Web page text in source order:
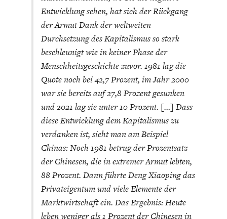
Entwicklung sehen, hat sich der Rückgang
der Armut Dank der weltweiten
Durchsetzung des Kapitalismus so stark
beschleunigt wie in keiner Phase der
Menschheitsgeschichte zuvor. 1981 lag die
Quote noch bei 42,7 Prozent, im Jahr 2000
war sie bereits auf 27,8 Prozent gesunken
und 2021 lag sie unter 10 Prozent. […] Dass
diese Entwicklung dem Kapitalismus zu
verdanken ist, sieht man am Beispiel
Chinas: Noch 1981 betrug der Prozentsatz
der Chinesen, die in extremer Armut lebten,
88 Prozent. Dann führte Deng Xiaoping das
Privateigentum und viele Elemente der
Marktwirtschaft ein. Das Ergebnis: Heute
leben weniger als 1 Prozent der Chinesen in